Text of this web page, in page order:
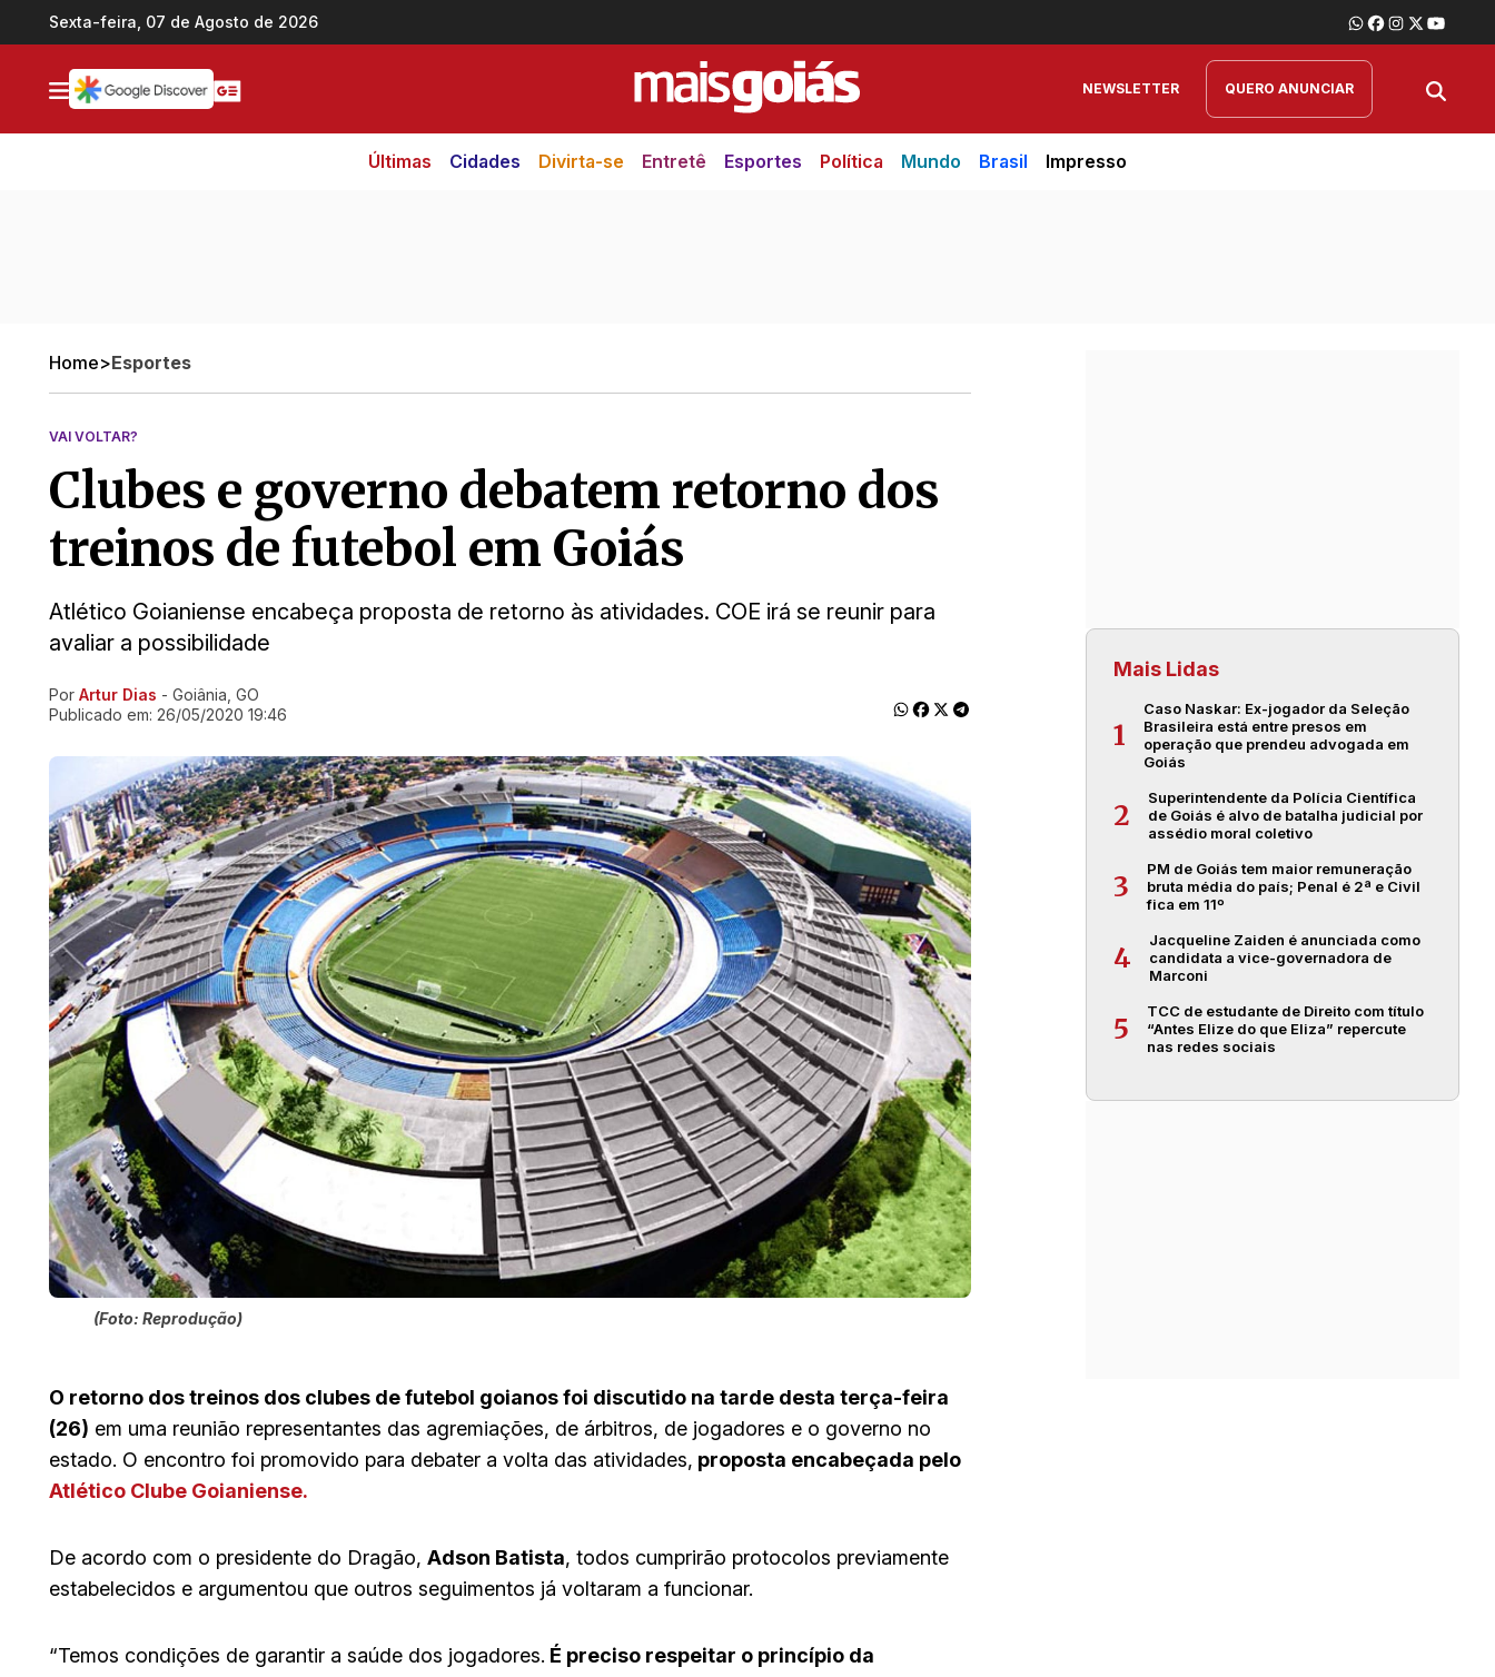
Ir direto pro conteúdo
Sexta-feira, 07 de Agosto de 2026
NEWSLETTER QUERO ANUNCIAR
Últimas Cidades Divirta-se Entretê Esportes Política Mundo Brasil Impresso
Home>Esportes
VAI VOLTAR?
Clubes e governo debatem retorno dos
treinos de futebol em Goiás
Atlético Goianiense encabeça proposta de retorno às atividades. COE irá se reunir para
avaliar a possibilidade
Ir direto pra matéria
Por Artur Dias - Goiânia, GO
Publicado em: 26/05/2020 19:46
(Foto: Reprodução)
O retorno dos treinos dos clubes de futebol goianos foi discutido na tarde desta terça-feira
(26) em uma reunião representantes das agremiações, de árbitros, de jogadores e o governo no
estado. O encontro foi promovido para debater a volta das atividades, proposta encabeçada pelo
Atlético Clube Goianiense.
De acordo com o presidente do Dragão, Adson Batista, todos cumprirão protocolos previamente
estabelecidos e argumentou que outros seguimentos já voltaram a funcionar.
“Temos condições de garantir a saúde dos jogadores. É preciso respeitar o princípio da
Mais Lidas
1
Caso Naskar: Ex-jogador da Seleção
Brasileira está entre presos em
operação que prendeu advogada em
Goiás
2
Superintendente da Polícia Científica
de Goiás é alvo de batalha judicial por
assédio moral coletivo
3
PM de Goiás tem maior remuneração
bruta média do país; Penal é 2ª e Civil
fica em 11º
4
Jacqueline Zaiden é anunciada como
candidata a vice-governadora de
Marconi
5
TCC de estudante de Direito com título
“Antes Elize do que Eliza” repercute
nas redes sociais